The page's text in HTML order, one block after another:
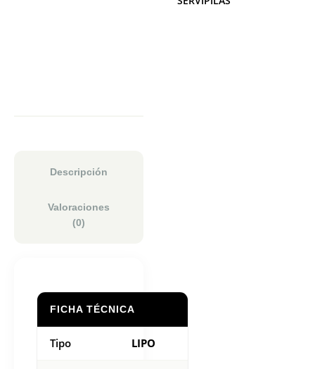
Descripción
Valoraciones
(0)
FICHA TÉCNICA
Tipo LIPO